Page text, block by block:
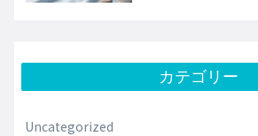
カテゴリー
Uncategorized